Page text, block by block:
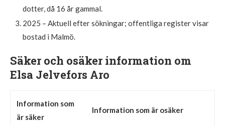
dotter, då 16 år gammal.
2025 – Aktuell efter sökningar; offentliga register visar
bostad i Malmö.
Säker och osäker information om
Elsa Jelvefors Aro
Information som
är säker
Information som är osäker